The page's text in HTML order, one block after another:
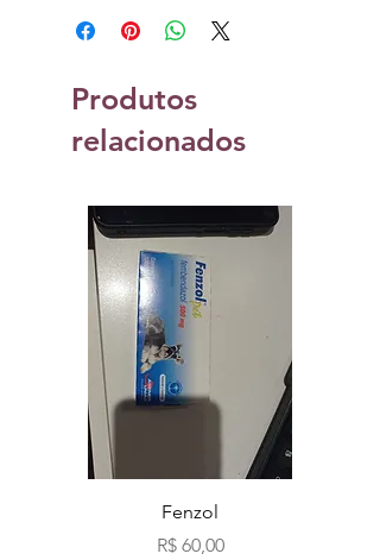
Produtos
relacionados
Fenzol
Preço
R$ 60,00